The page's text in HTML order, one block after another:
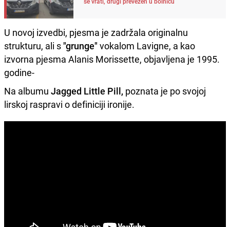
U novoj izvedbi, pjesma je zadržala originalnu
strukturu, ali s"grunge" vokalom Lavigne, a kao
izvorna pjesma Alanis Morissette, objavljena je 1995.
godine-
Na albumu Jagged Little Pill, poznata je po svojoj
lirskoj raspravi o definiciji ironije.